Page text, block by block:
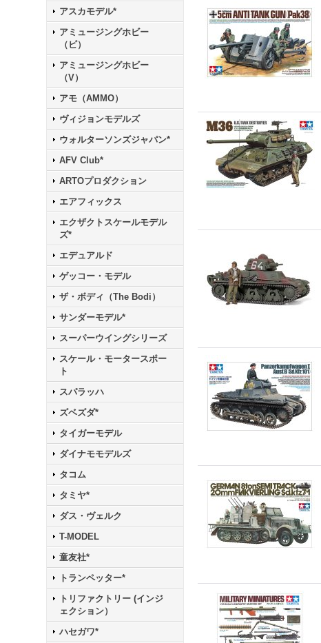
アスカモデル*
アミュージングホビー
（ビ）
アミュージングホビー
（V）
アモ（AMMO）
ヴィジョンモデルズ
ウォルターソンズジャパン*
AFV Club*
ARTOプロダクション
エアフィックス
エクザクトスケールモデル
ズ*
エデュアルド
ゲッコー・モデル
ザ・ボディ（The Bodi）
サンダーモデル*
スーパーウイングシリーズ
スケール・モータースポー
ト
スパラッハ
ズベズダ*
タイガーモデル
ダイナモモデルズ
タコム
タミヤ*
ダス・ヴェルク
T-MODEL
童友社*
トランペッター*
トリファクトリー (インジ
ェクション）
ハセガワ*